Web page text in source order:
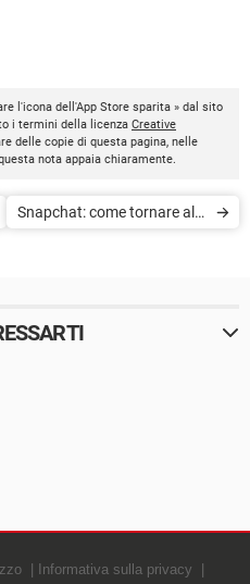
l'icona dell'App Store sparita » dal sito
i termini della licenza Creative
delle copie di questa pagina, nelle
nota appaia chiaramente.
Snapchat: come tornare alla
Informativa sulla privacy